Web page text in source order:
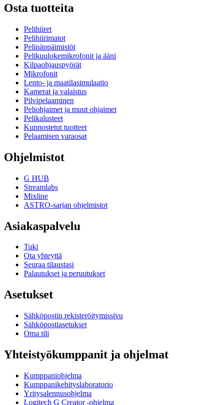
Osta tuotteita
Pelihiiret
Pelihiirimatot
Pelinäppäimistöt
Pelikuulokemikrofonit ja ääni
Kilpaohjauspyörät
Mikrofonit
Lento- ja maatilasimulaatio
Kamerat ja valaistus
Pilvipelaaminen
Peliohjaimet ja muut ohjaimet
Pelikalusteet
Kunnostetut tuotteet
Pelaamisen varaosat
Ohjelmistot
G HUB
Streamlabs
Mixline
ASTRO-sarjan ohjelmistot
Asiakaspalvelu
Tuki
Ota yhteyttä
Seuraa tilaustasi
Palautukset ja peruutukset
Asetukset
Sähköpostin rekisteröitymissivu
Sähköpostiasetukset
Oma tili
Yhteistyökumppanit ja ohjelmat
Kumppaniohjelma
Kumppanikehityslaboratorio
Yritysalennusohjelma
Logitech G Creator -ohjelma